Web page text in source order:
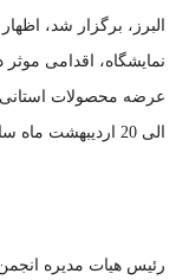
البرز، برگزار شد،
نمایشگاه، اقدامی موثر
الی 20 اردیبهشت ماه سال جاری برگزار خواهد شد.
رئیس هیات مدیره